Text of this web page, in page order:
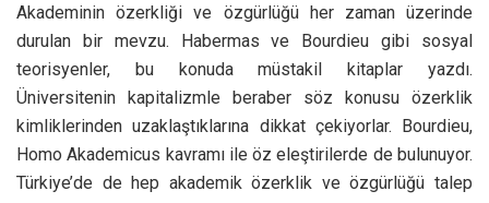
Akademinin özerkliği ve özgürlüğü her zaman üzerinde
durulan bir mevzu. Habermas ve Bourdieu gibi sosyal
teorisyenler, bu konuda müstakil kitaplar yazdı.
Üniversitenin kapitalizmle beraber söz konusu özerklik
kimliklerinden uzaklaştıklarına dikkat çekiyorlar. Bourdieu,
Homo Akademicus kavramı ile öz eleştirilerde de bulunuyor.
Türkiye’de de hep akademik özerklik ve özgürlüğü talep